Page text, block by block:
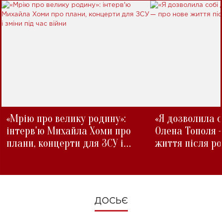
«Мрію про велику родину»:
інтерв'ю Михайла Хоми про
плани, концерти для ЗСУ і
«Я дозволила
Олена Тополя
життя після
ДОСЬЄ